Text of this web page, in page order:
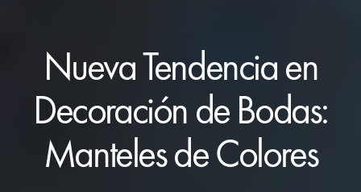
Nueva Tendencia en
Decoración de Bodas:
Manteles de Colores